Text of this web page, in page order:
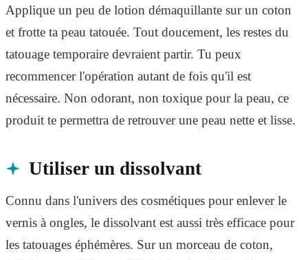
Applique un peu de lotion démaquillante sur un coton
et frotte ta peau tatouée. Tout doucement, les restes du
tatouage temporaire devraient partir. Tu peux
recommencer l'opération autant de fois qu'il est
nécessaire. Non odorant, non toxique pour la peau, ce
produit te permettra de retrouver une peau nette et lisse.
Utiliser un dissolvant
Connu dans l'univers des cosmétiques pour enlever le
vernis à ongles, le dissolvant est aussi très efficace pour
les tatouages éphémères. Sur un morceau de coton,